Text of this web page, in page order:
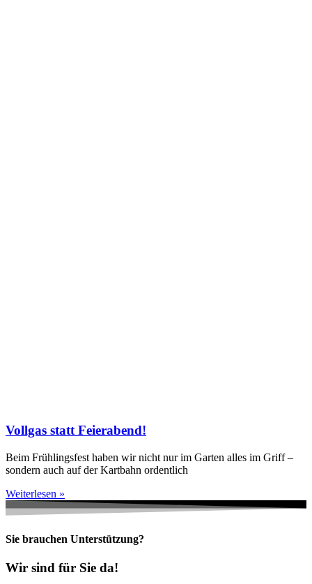
Vollgas statt Feierabend!
Beim Frühlingsfest haben wir nicht nur im Garten alles im Griff –
sondern auch auf der Kartbahn ordentlich
Weiterlesen »
Sie brauchen Unterstützung?
Wir sind für Sie da!